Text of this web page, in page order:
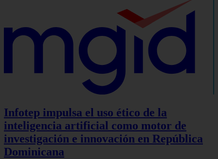
Infotep impulsa el uso ético de la
inteligencia artificial como motor de
investigación e innovación en República
Dominicana